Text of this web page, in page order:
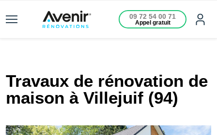
09 72 54 00 71
Appel gratuit
Travaux de rénovation de
maison à Villejuif (94)